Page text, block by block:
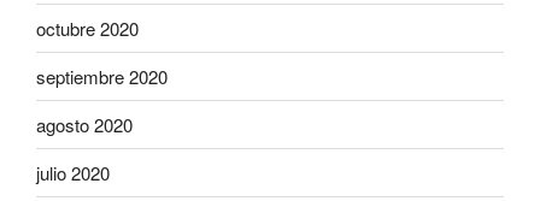
octubre 2020
septiembre 2020
agosto 2020
julio 2020